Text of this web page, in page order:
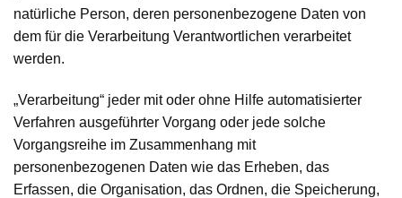
natürliche Person, deren personenbezogene Daten von
dem für die Verarbeitung Verantwortlichen verarbeitet
werden.
„Verarbeitung“ jeder mit oder ohne Hilfe automatisierter
Verfahren ausgeführter Vorgang oder jede solche
Vorgangsreihe im Zusammenhang mit
personenbezogenen Daten wie das Erheben, das
Erfassen, die Organisation, das Ordnen, die Speicherung,